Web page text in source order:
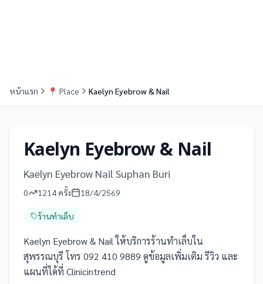
หน้าแรก 📍 Place Kaelyn Eyebrow & Nail
Kaelyn Eyebrow & Nail
Kaelyn Eyebrow Nail Suphan Buri
0 1214 ครั้ง 18/4/2569
ร้านทำเล็บ
Kaelyn Eyebrow & Nail ให้บริการร้านทำเล็บใน
สุพรรณบุรี โทร 092 410 9889 ดูข้อมูลเพิ่มเติม รีวิว และ
แผนที่ได้ที่ Clinicintrend